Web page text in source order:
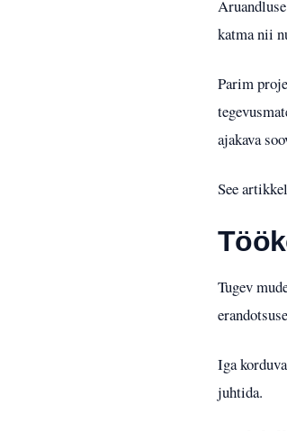
katma nii
Parim
ajakava
See
Tugev
Iga
juhtida.